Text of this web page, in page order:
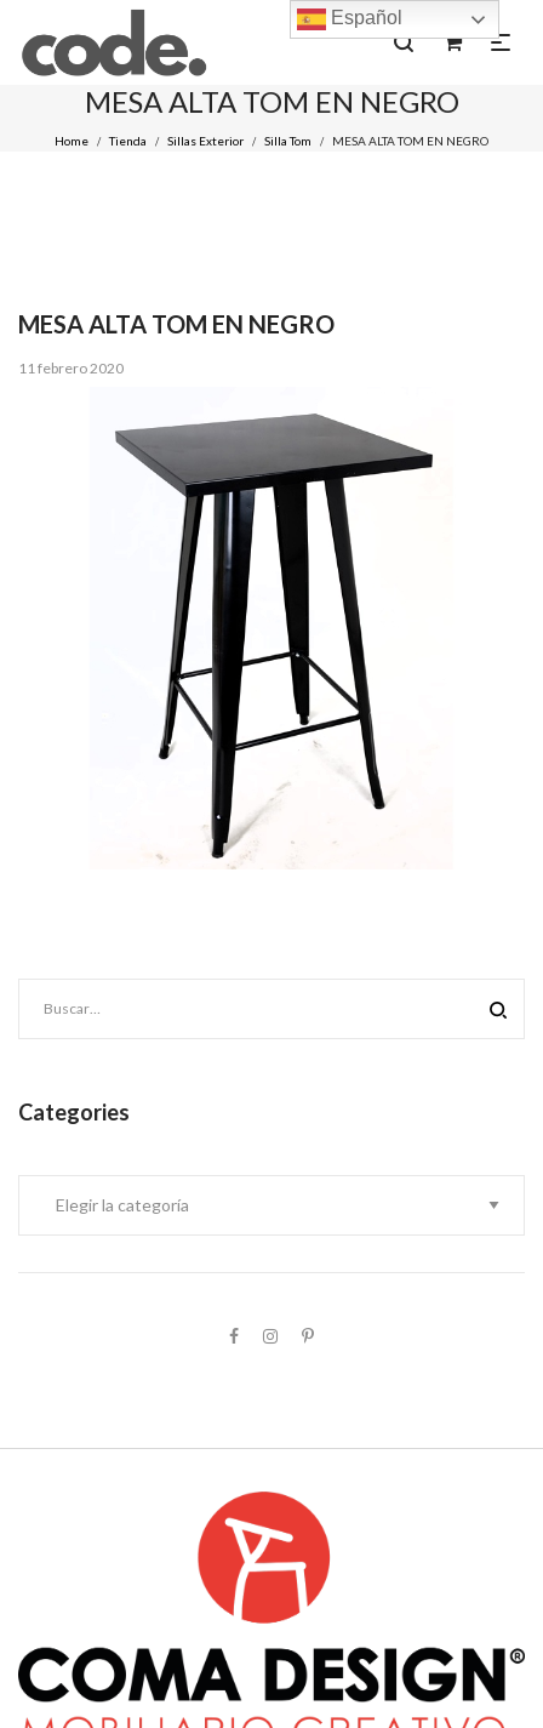
MESA ALTA TOM EN NEGRO
Home / Tienda / Sillas Exterior / Silla Tom / MESA ALTA TOM EN NEGRO
MESA ALTA TOM EN NEGRO
Posted
11 febrero 2020
Categories
Categories
Español